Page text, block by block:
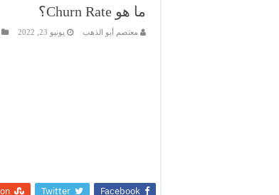
ما هو Churn Rate؟
معتصم أبو الذهب يونيو 23, 2022
Facebook
Twitter